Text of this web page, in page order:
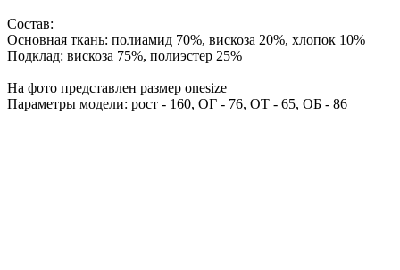
Состав:
Основная ткань: полиамид 70%, вискоза 20%, хлопок 10%
Подклад: вискоза 75%, полиэстер 25%
На фото представлен размер onesize
Параметры модели: рост - 160, ОГ - 76, ОТ - 65, ОБ - 86